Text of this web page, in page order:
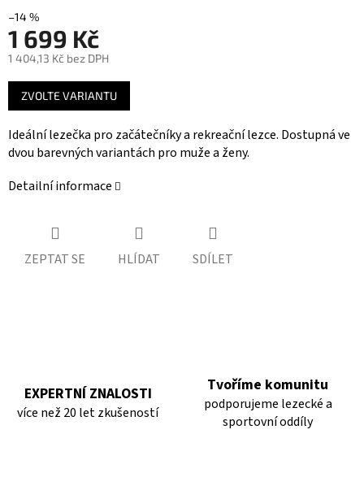
–14 %
1 699 Kč
1 404,13 Kč bez DPH
Měrná
cena:
ZVOLTE VARIANTU
Ideální lezečka pro začátečníky a rekreační lezce. Dostupná ve
dvou barevných variantách pro muže a ženy.
Detailní informace
ZEPTAT SE HLÍDAT SDÍLET
EXPERTNÍ ZNALOSTI
více než 20 let zkušeností
Tvoříme komunitu
podporujeme lezecké a
sportovní oddíly